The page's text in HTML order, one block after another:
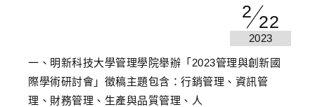
2023
2
22
一、明新科技大學管理學院舉辦「2023管理與創新國
際學術研討會」徵稿主題包含：行銷管理、資訊管
理、財務管理、生產與品質管理、人